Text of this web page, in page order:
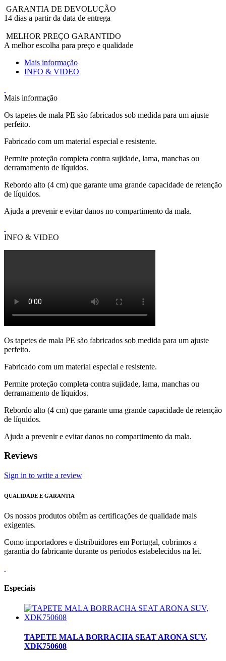
GARANTIA DE DEVOLUÇÃO
14 dias a partir da data de entrega
MELHOR PREÇO GARANTIDO
A melhor escolha para preço e qualidade
Mais informação
INFO & VIDEO
Mais informação
Os tapetes de mala PE são fabricados sob medida para um ajuste
perfeito.
Fabricado com um material especial e resistente.
Permite proteção completa contra sujidade, lama, manchas ou
derramamento de líquidos.
Rebordo alto (4 cm) que garante uma grande capacidade de retenção
de líquidos.
Ajuda a prevenir e evitar danos no compartimento da mala.
INFO & VIDEO
Os tapetes de mala PE são fabricados sob medida para um ajuste
perfeito.
Fabricado com um material especial e resistente.
Permite proteção completa contra sujidade, lama, manchas ou
derramamento de líquidos.
Rebordo alto (4 cm) que garante uma grande capacidade de retenção
de líquidos.
Ajuda a prevenir e evitar danos no compartimento da mala.
Reviews
Sign in to write a review
QUALIDADE E GARANTIA
Os nossos produtos obtêm as certificações de qualidade mais
exigentes.
Como importadores e distribuidores em Portugal, cobrimos a
garantia do fabricante durante os períodos estabelecidos na lei.
Especiais
TAPETE MALA BORRACHA SEAT ARONA SUV,
XDK750608